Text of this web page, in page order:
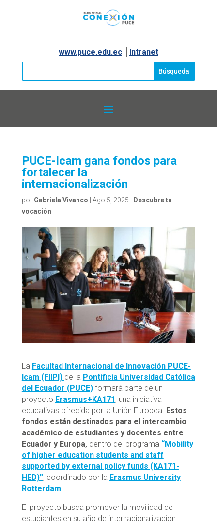
www.puce.edu.ec│ Intranet
PUCE-Icam gana fondos para
fortalecer la
internacionalización
por Gabriela Vivanco Ago 5, 2025
Descubre tu
vocación
La Facultad Internacional de Innovación PUCE-
Icam (FIIPI) de la Pontificia Universidad Católica
del Ecuador (PUCE)formará parte de un
proyecto Erasmus+KA171 , una iniciativa
educativas ofrecida por la Unión Europea. Estos
fondos están destinados para el intercambio
académico de estudiantes y docentes entre
Ecuador y Europa,dentro del programa “Mobility
of higher education students and staff
supported by external policy funds (KA171-
HED)”, coordinado por la Erasmus University
Rotterdam.
El proyecto busca promover la movilidad de
estudiantes en su año de internacionalización.